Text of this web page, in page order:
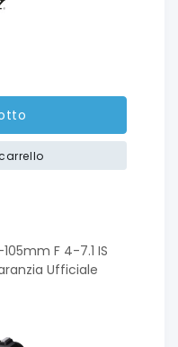
F 4-7.1 IS
Ufficiale